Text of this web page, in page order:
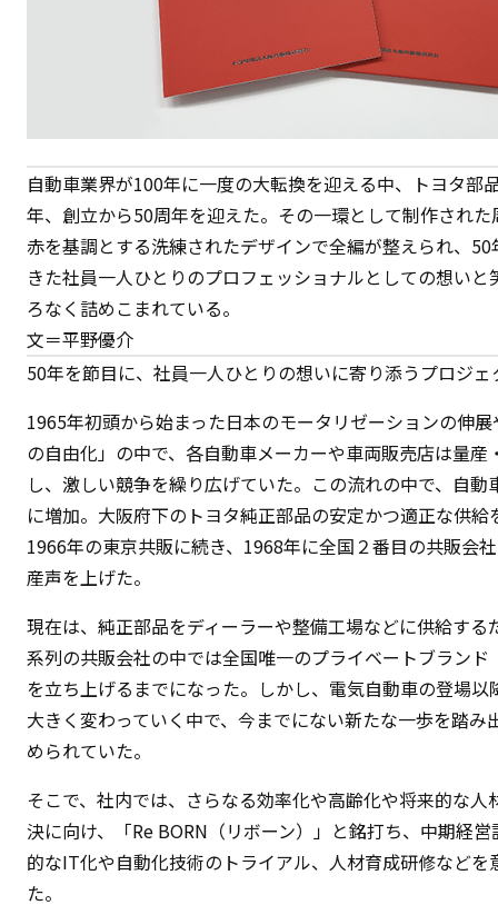
自動車業界が100年に一度の大転換を迎える中、トヨタ部
年、創立から50周年を迎えた。その一環として制作され
赤を基調とする洗練されたデザインで全編が整えられ、
きた社員一人ひとりのプロフェッショナルとしての想いと
ろなく詰めこまれている。
文＝平野優介
50年を節目に、社員一人ひとりの想いに寄り添うプロジェ
1965年初頭から始まった日本のモータリゼーションの伸
の自由化」の中で、各自動車メーカーや車両販売店は量産
し、激しい競争を繰り広げていた。この流れの中で、自動
に増加。大阪府下のトヨタ純正部品の安定かつ適正な供給
1966年の東京共販に続き、1968年に全国２番目の共販会
産声を上げた。
現在は、純正部品をディーラーや整備工場などに供給する
系列の共販会社の中では全国唯一のプライベートブランド
を立ち上げるまでになった。しかし、電気自動車の登場以
大きく変わっていく中で、今までにない新たな一歩を踏み
められていた。
そこで、社内では、さらなる効率化や高齢化や将来的な人
決に向け、「Re BORN（リボーン）」と銘打ち、中期経
的なIT化や自動化技術のトライアル、人材育成研修などを
た。